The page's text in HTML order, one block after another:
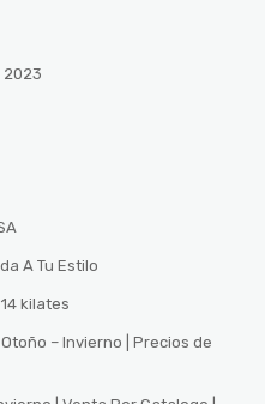
2023
A Tu Estilo
kilates
– Invierno | Precios de